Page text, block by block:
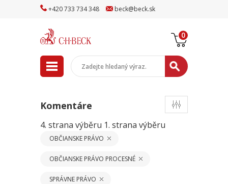
+420733 734348 beck@beck.sk
0
Komentáre
4. strana výběru 1. strana výběru
OBČIANSKE PRÁVO
OBČIANSKE PRÁVO PROCESNÉ
SPRÁVNE PRÁVO